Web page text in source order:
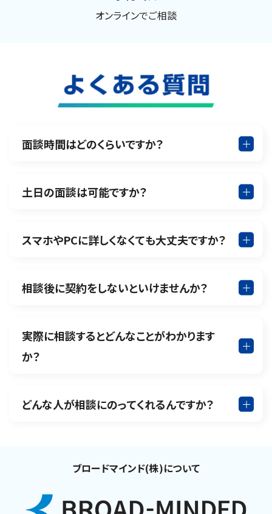
オンラインでご相談
面談時間はどのくらいですか？
土日の面談は可能ですか？
スマホやPCに詳しくなくても大丈夫ですか？
相談後に契約をしないといけませんか？
実際に相談するとどんなことがわかります
か？
どんな人が相談にのってくれるんですか？
ブロードマインド(株)について